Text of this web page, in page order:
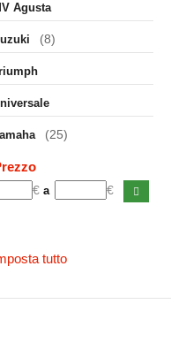
Agusta
(8)
(25)
€a €
tutto